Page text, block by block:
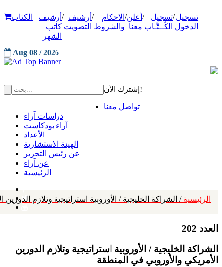
تسجيل
الدخول
/تسجيل
الكُــتَّـاب
/ أعلن
معنا
/ الاحكام
والشروط
/ أرشيف
التصويت
/ أرشيف
كاتب
الشهر
الكتاب
Aug 08 / 2026
إشترك الآن!
تواصل معنا
دراسات آراء
آراء بودكاست
الأعداد
الهيئة الاستشارية
عن رئيس التحرير
عن آراء
الرئيسية
الرئيسية / الشراكة الخليجية / الأوروبية استراتيجية وتلازم
العدد 202
الشراكة الخليجية / الأوروبية استراتيجية وتلازم الدورين
الأمريكي والأوروبي في المنطقة